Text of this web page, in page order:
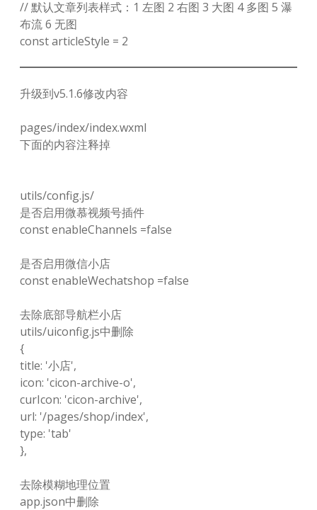
// 默认文章列表样式：1 左图 2 右图 3 大图 4 多图 5 瀑
布流 6 无图
const articleStyle = 2
升级到v5.1.6修改内容
pages/index/index.wxml
下面的内容注释掉
utils/config.js/
是否启用微慕视频号插件
const enableChannels =false
是否启用微信小店
const enableWechatshop =false
去除底部导航栏小店
utils/uiconfig.js中删除
{
title: '小店',
icon: 'cicon-archive-o',
curIcon: 'cicon-archive',
url: '/pages/shop/index',
type: 'tab'
},
去除模糊地理位置
app.json中删除